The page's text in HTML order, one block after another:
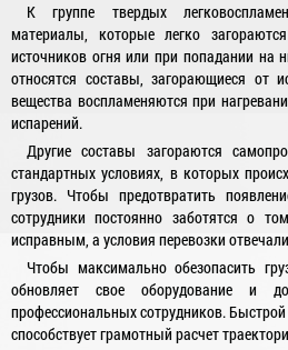
К группе твердых
материалы, которые легко
источников огня или при попадании на
относятся составы, загорающиеся от
вещества воспламеняются при
испарений.
Другие составы загораются
стандартных условиях, в которых
грузов. Чтобы предотвратить
сотрудники постоянно заботятся о
исправным, а условия перевозки
Чтобы максимально обезопасить
обновляет свое оборудование и
профессиональных сотрудников.
способствует грамотный расчет